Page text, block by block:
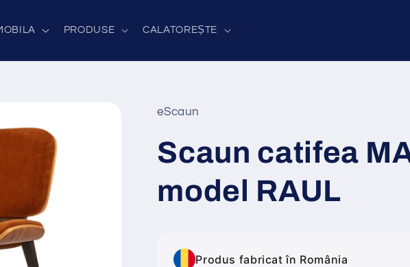
PRODUSE CALATOREȘTE
eScaun
Scaun catifea
model RAUL
Produs fabricat în România